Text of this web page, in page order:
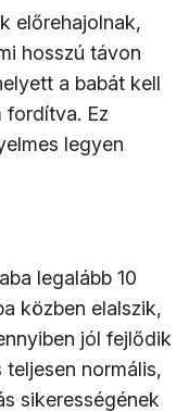
előrehajolnak,
hosszú távon
a babát kell
fordítva. Ez
legyen
legalább 10
közben elalszik,
jól fejlődik
normális,
sikerességének